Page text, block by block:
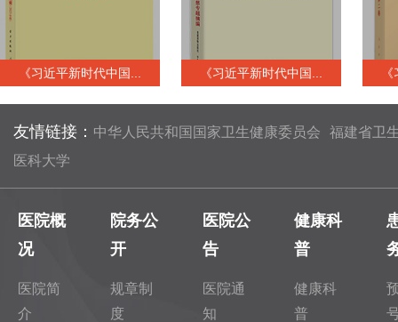
《习近平新时代中国... 《习近平新时代中国...
友情链接： 中华人民共和国国家卫生健康委员会
福建省卫
医科大学
医院概
况
医院简
介
院务公
开
规章制
度
医院公
告
医院通
知
健康科
普
健康科
普